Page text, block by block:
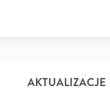
AKTUALIZACJE